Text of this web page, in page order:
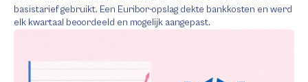
basistarief gebruikt. Een Euribor-opslag dekte bankkosten en werd
elk kwartaal beoordeeld en mogelijk aangepast.